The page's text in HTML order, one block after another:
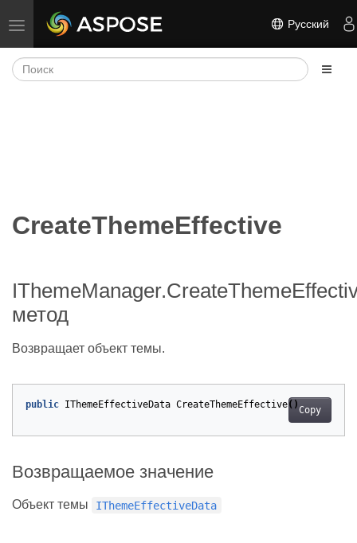
Переключить навигацию Русский
CreateThemeEffective
метод
Возвращает объект темы.
Copy
public IThemeEffectiveData CreateThemeEffective()
Возвращаемое значение
Объект темы IThemeEffectiveData